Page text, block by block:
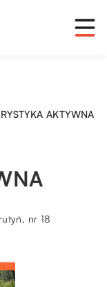
AKTYWNA
nr 18